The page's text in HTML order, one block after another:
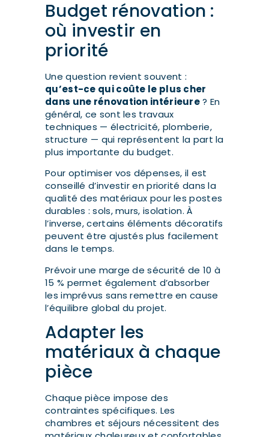
Budget rénovation :
où investir en
priorité
Une question revient souvent :
qu’est-ce qui coûte le plus cher
dans une rénovation intérieure? En
général, ce sont les travaux
techniques — électricité, plomberie,
structure — qui représentent la part la
plus importante du budget.
Pour optimiser vos dépenses, il est
conseillé d’investir en priorité dans la
qualité des matériaux pour les postes
durables : sols, murs, isolation. À
l’inverse, certains éléments décoratifs
peuvent être ajustés plus facilement
dans le temps.
Prévoir une marge de sécurité de 10 à
15 % permet également d’absorber
les imprévus sans remettre en cause
l’équilibre global du projet.
Adapter les
matériaux à chaque
pièce
Chaque pièce impose des
contraintes spécifiques. Les
chambres et séjours nécessitent des